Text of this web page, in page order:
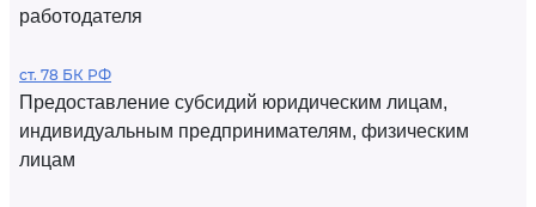
работодателя
ст. 78 БК РФ
Предоставление субсидий юридическим лицам,
индивидуальным предпринимателям, физическим
лицам